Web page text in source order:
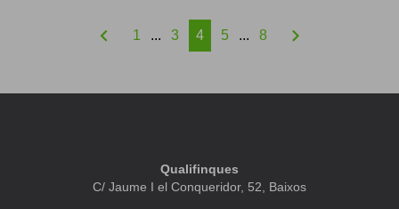
chevron_left 1 ... 3 4 5 ... 8 chevron_right
Qualifinques
C/ Jaume I el Conqueridor, 52, Baixos